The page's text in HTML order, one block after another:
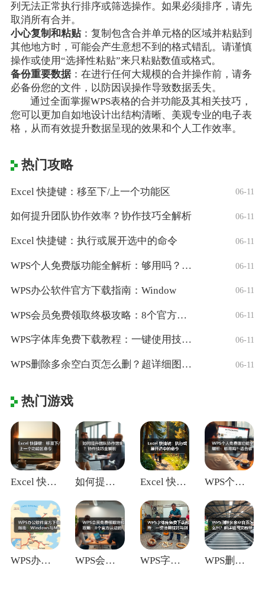
列无法正常执行排序或筛选操作。如果必须排序，请先
取消所有合并。
小心复制和粘贴：复制包含合并单元格的区域并粘贴到
其他地方时，可能会产生意想不到的格式错乱。请谨慎
操作或使用“选择性粘贴”来只粘贴数值或格式。
备份重要数据：在进行任何大规模的合并操作前，请务
必备份您的文件，以防因误操作导致数据丢失。
通过全面掌握WPS表格的合并功能及其相关技巧，
您可以更加自如地设计出结构清晰、美观专业的电子表
格，从而有效提升数据呈现的效果和个人工作效率。
热门攻略
Excel 快捷键：移至下/上一个功能区 06-11
如何提升团队协作效率？协作技巧全解析 06-11
Excel 快捷键：执行或展开选中的命令 06-11
WPS个人免费版功能全解析：够用吗？适合 06-11
WPS办公软件官方下载指南：Window 06-11
WPS会员免费领取终极攻略：8个官方认证 06-11
WPS字体库免费下载教程：一键使用技巧与 06-11
WPS删除多余空白页怎么删？超详细图文教 06-11
热门游戏
Excel 快捷键：移至下/上一个功能区 如何提升团队协作效率？协作技巧全解析 Excel 快捷键：执行或展开选中的命令 WPS个人免费版功能全解析：够用吗？适合
WPS办公软件官方下载指南：Window WPS会员免费领取终极攻略：8个官方认证 WPS字体库免费下载教程：一键使用技巧与 WPS删除多余空白页怎么删？超详细图文教